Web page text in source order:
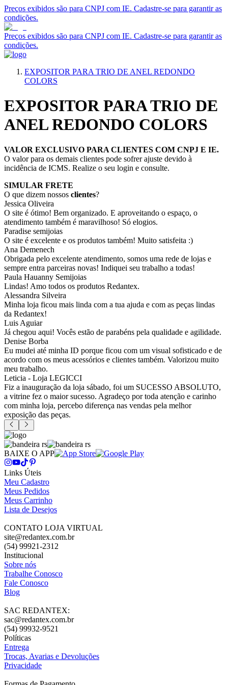
Preços exibidos são para CNPJ com IE. Cadastre-se para garantir as
condições.
Preços exibidos são para CNPJ com IE. Cadastre-se para garantir as
condições.
EXPOSITOR PARA TRIO DE ANEL REDONDO
COLORS
EXPOSITOR PARA TRIO DE
ANEL REDONDO COLORS
VALOR EXCLUSIVO PARA CLIENTES COM CNPJ E IE.
O valor para os demais clientes pode sofrer ajuste devido à
incidência de ICMS. Realize o seu login e consulte.
SIMULAR FRETE
O que dizem nossos clientes?
Jessica Oliveira
O site é ótimo! Bem organizado. E aproveitando o espaço, o
atendimento também é maravilhoso! Só elogios.
Paradise semijoias
O site é excelente e os produtos também! Muito satisfeita :)
Ana Demenech
Obrigada pelo excelente atendimento, somos uma rede de lojas e
sempre entra parceiras novas! Indiquei seu trabalho a todas!
Paula Hauanny Semijoias
Lindas! Amo todos os produtos Redantex.
Alessandra Silveira
Minha loja ficou mais linda com a tua ajuda e com as peças lindas
da Redantex!
Luis Aguiar
Já chegou aqui! Vocês estão de parabéns pela qualidade e agilidade.
Denise Borba
Eu mudei até minha ID porque ficou com um visual sofisticado e de
acordo com os meus acessórios e clientes também. Valorizou muito
meu trabalho.
Leticia - Loja LEGICCI
Fiz a inauguração da loja sábado, foi um SUCESSO ABSOLUTO,
a vitrine fez o maior sucesso. Agradeço por toda atenção e carinho
com minha loja, percebo diferença nas vendas pela melhor
exposição das peças.
BAIXE O APP
Links Úteis
Meu Cadastro
Meus Pedidos
Meus Carrinho
Lista de Desejos
CONTATO LOJA VIRTUAL
site@redantex.com.br
(54) 99921-2312
Institucional
Sobre nós
Trabalhe Conosco
Fale Conosco
Blog
SAC REDANTEX:
sac@redantex.com.br
(54) 99932-9521
Políticas
Entrega
Trocas, Avarias e Devoluções
Privacidade